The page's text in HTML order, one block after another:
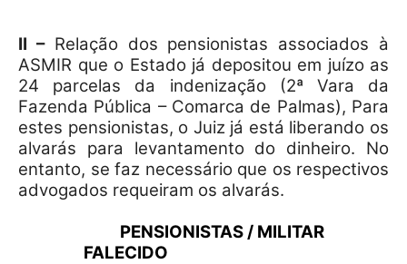
II –Relação dos pensionistas associados à
ASMIR que o Estado já depositou em juízo as
24 parcelas da indenização (2ª Vara da
Fazenda Pública – Comarca de Palmas), Para
estes pensionistas, o Juiz já está liberando os
alvarás para levantamento do dinheiro. No
entanto, se faz necessário que os respectivos
advogados requeiram os alvarás.
PENSIONISTAS / MILITAR
FALECIDO